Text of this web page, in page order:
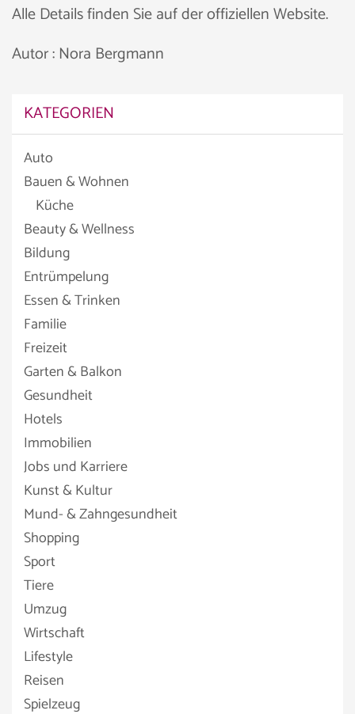
Alle Details finden Sie auf der offiziellen Website.
Autor : Nora Bergmann
KATEGORIEN
Auto
Bauen & Wohnen
Küche
Beauty & Wellness
Bildung
Entrümpelung
Essen & Trinken
Familie
Freizeit
Garten & Balkon
Gesundheit
Hotels
Immobilien
Jobs und Karriere
Kunst & Kultur
Mund- & Zahngesundheit
Shopping
Sport
Tiere
Umzug
Wirtschaft
Lifestyle
Reisen
Spielzeug